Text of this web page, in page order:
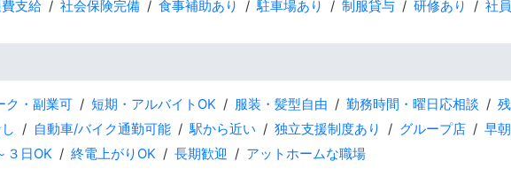
支給 社会保険完備 食事補助あり 駐車場あり 制服貸与 研修あり 社
ク・副業可 短期・アルバイトOK 服装・髪型自由 勤務時間・曜日応相談
自動車/バイク通勤可能 駅から近い 独立支援制度あり グループ店 早
３日OK 終電上がりOK 長期歓迎 アットホームな職場